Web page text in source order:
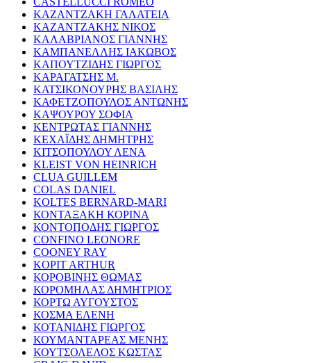
ΚΑΖΑΝΤΖΑΚΗ ΓΑΛΑΤΕΙΑ
ΚΑΖΑΝΤΖΑΚΗΣ ΝΙΚΟΣ
ΚΑΛΑΒΡΙΑΝΟΣ ΓΙΑΝΝΗΣ
ΚΑΜΠΑΝΕΛΛΗΣ ΙΑΚΩΒΟΣ
ΚΑΠΟΥΤΖΙΔΗΣ ΓΙΩΡΓΟΣ
ΚΑΡΑΓΑΤΣΗΣ Μ.
ΚΑΤΣΙΚΟΝΟΥΡΗΣ ΒΑΣΙΛΗΣ
ΚΑΦΕΤΖΟΠΟΥΛΟΣ ΑΝΤΩΝΗΣ
ΚΑΨΟΥΡΟΥ ΣΟΦΙΑ
ΚΕΝΤΡΩΤΑΣ ΓΙΑΝΝΗΣ
ΚΕΧΑΪΔΗΣ ΔΗΜΗΤΡΗΣ
ΚΙΤΣΟΠΟΥΛΟΥ ΛΕΝΑ
KLEIST VON HEINRICH
CLUA GUILLEM
COLAS DANIEL
KOLTES BERNARD-MARI
ΚΟΝΤΑΞΑΚΗ ΚΟΡΙΝΑ
ΚΟΝΤΟΠΟΔΗΣ ΓΙΩΡΓΟΣ
CONFINO LEONORE
COONEY RAY
KOPIT ARTHUR
ΚΟΡΟΒΙΝΗΣ ΘΩΜΑΣ
ΚΟΡΟΜΗΛΑΣ ΔΗΜΗΤΡΙΟΣ
ΚΟΡΤΩ ΑΥΓΟΥΣΤΟΣ
ΚΟΣΜΑ ΕΛΕΝΗ
ΚΟΤΑΝΙΔΗΣ ΓΙΩΡΓΟΣ
ΚΟΥΜΑΝΤΑΡΕΑΣ ΜΕΝΗΣ
ΚΟΥΤΣΟΛΕΛΟΣ ΚΩΣΤΑΣ